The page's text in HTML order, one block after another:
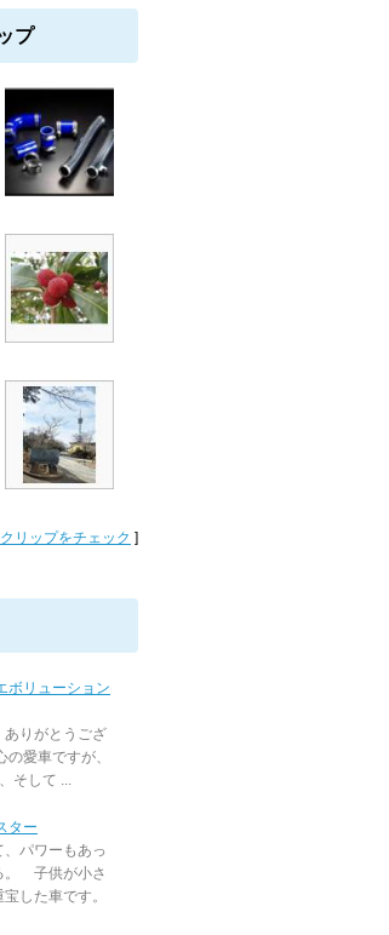
プ
リップをチェック ]
ボリューション
ありがとうござ
の愛車ですが、
そして ...
ター
パワーもあっ
。 子供が小さ
した車です。